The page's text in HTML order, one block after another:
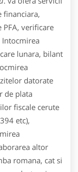
financiara,
verificare
lunara, bilant
datorate
de plata
fiscale cerute
etc),
altor
romana, cat si